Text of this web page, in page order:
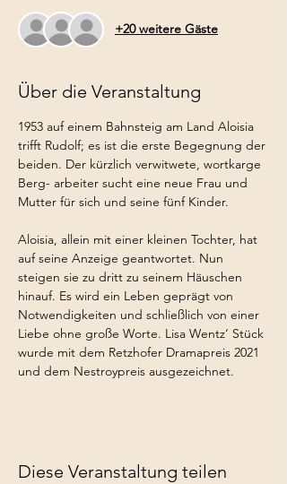
+20 weitere Gäste
Über die Veranstaltung
1953 auf einem Bahnsteig am Land Aloisia
trifft Rudolf; es ist die erste Begegnung der
beiden. Der kürzlich verwitwete, wortkarge
Berg- arbeiter sucht eine neue Frau und
Mutter für sich und seine fünf Kinder.
Aloisia, allein mit einer kleinen Tochter, hat
auf seine Anzeige geantwortet. Nun
steigen sie zu dritt zu seinem Häuschen
hinauf. Es wird ein Leben geprägt von
Notwendigkeiten und schließlich von einer
Liebe ohne große Worte. Lisa Wentz‘ Stück
wurde mit dem Retzhofer Dramapreis 2021
und dem Nestroypreis ausgezeichnet.
Diese Veranstaltung teilen